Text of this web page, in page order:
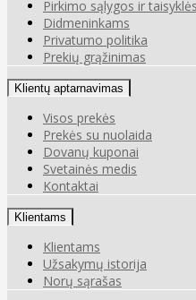
Pirkimo sąlygos ir taisyklės
Didmeninkams
Privatumo politika
Prekių grąžinimas
Klientų aptarnavimas
Visos prekės
Prekės su nuolaida
Dovanų kuponai
Svetainės medis
Kontaktai
Klientams
Klientams
Užsakymų istorija
Norų sąrašas